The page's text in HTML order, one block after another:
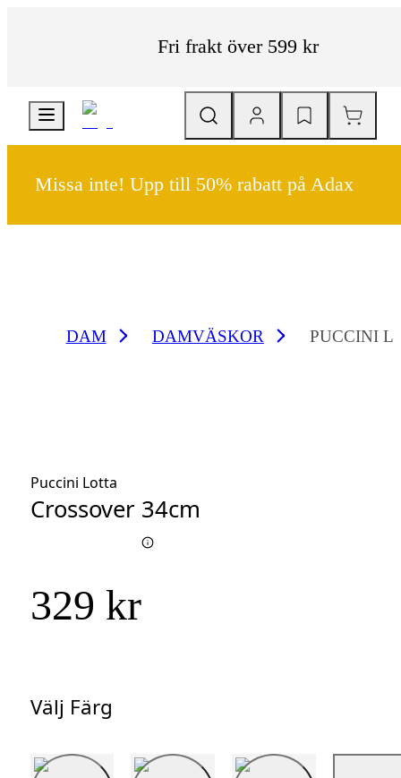
Fri frakt över 599 kr
Missa inte! Upp till 50% rabatt på Adax
DAM DAMVÄSKOR PUCCINI
Puccini Lotta
Crossover 34cm
329 kr
Välj Färg
Välj Färg